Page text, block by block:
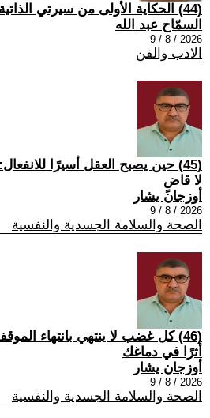
(44) الحكاية الأولى من سيرتي الذاتية، 25
السمّاح عبد الله
2026 / 8 / 9
الادب والفن
(45) حين يصبح العقل أسيرًا
لا قاضٍ
أوزجان يشار
2026 / 8 / 9
الصحة والسلامة الجسدية والنفسية
(46) كل غضب لا ينتهي بانتهاء
أثرًا في دماغك
أوزجان يشار
2026 / 8 / 9
الصحة والسلامة الجسدية والنفسية